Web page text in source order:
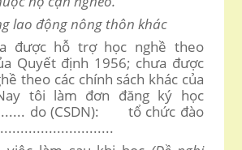
lao động nông thôn khác
được hỗ trợ học nghề theo
Quyết định 1956; chưa được
theo các chính sách khác của
tôi làm đơn đăng ký học
do (CSDN): tổ chức đào